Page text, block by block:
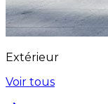
Extérieur
Voir tous